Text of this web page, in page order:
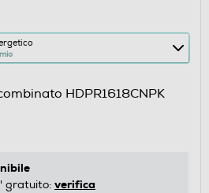
HDPR1618CNPK
gratuito: verifica